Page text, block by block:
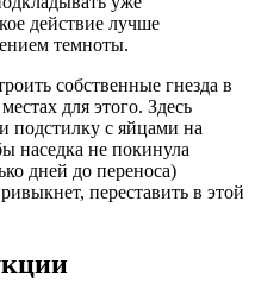
действие лучше
темноты.
собственные гнезда в
для этого. Здесь
подстилку с яйцами на
наседка не покинула
дней до переноса)
переставить в этой